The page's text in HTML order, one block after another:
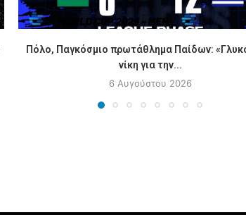
Πόλο, Παγκόσμιο πρωτάθλημα Παίδων:
νίκη για την...
6 Αυγούστου 2026